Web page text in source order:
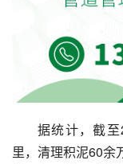
据统计，截
里，清理积泥60余